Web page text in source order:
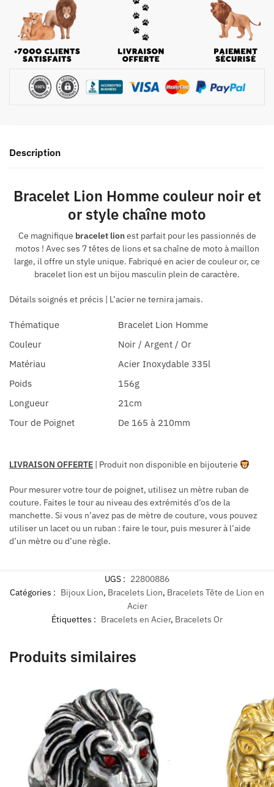
Description
Bracelet Lion Homme couleur noir et
or style chaîne moto
Ce magnifique bracelet lionest parfait pour les passionnés de
motos ! Avec ses 7 têtes de lions et sa chaîne de moto à maillon
large, il offre un style unique. Fabriqué en acier de couleur or, ce
bracelet lion est un bijou masculin plein de caractère.
Détails soignés et précis | L’acier ne ternira jamais.
Thématique
Bracelet Lion Homme
Couleur
Noir / Argent / Or
Matériau
Acier Inoxydable 335l
Poids
156g
Longueur
21cm
Tour de Poignet
De 165 à 210mm
LIVRAISON OFFERTE | Produit non disponible en bijouterie
Pour mesurer votre tour de poignet, utilisez un mètre ruban de
couture. Faites le tour au niveau des extrémités d’os de la
manchette. Si vous n’avez pas de mètre de couture, vous pouvez
utiliser un lacet ou un ruban : faire le tour, puis mesurer à l’aide
d’un mètre ou d’une règle.
UGS : 22800886
Catégories : Bijoux Lion, Bracelets Lion, Bracelets Tête de Lion en
Acier
Étiquettes : Bracelets en Acier, Bracelets Or
Produits similaires